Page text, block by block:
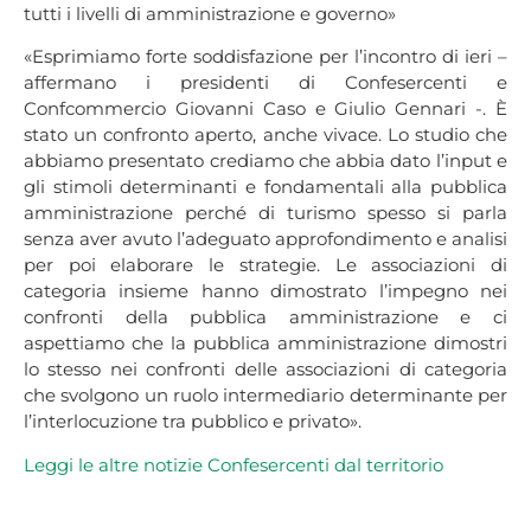
tutti i livelli di amministrazione e governo»
«Esprimiamo forte soddisfazione per l’incontro di ieri –
affermano i presidenti di Confesercenti e
Confcommercio Giovanni Caso e Giulio Gennari -. È
stato un confronto aperto, anche vivace. Lo studio che
abbiamo presentato crediamo che abbia dato l’input e
gli stimoli determinanti e fondamentali alla pubblica
amministrazione perché di turismo spesso si parla
senza aver avuto l’adeguato approfondimento e analisi
per poi elaborare le strategie. Le associazioni di
categoria insieme hanno dimostrato l’impegno nei
confronti della pubblica amministrazione e ci
aspettiamo che la pubblica amministrazione dimostri
lo stesso nei confronti delle associazioni di categoria
che svolgono un ruolo intermediario determinante per
l’interlocuzione tra pubblico e privato».
Leggi le altre notizie Confesercenti dal territorio